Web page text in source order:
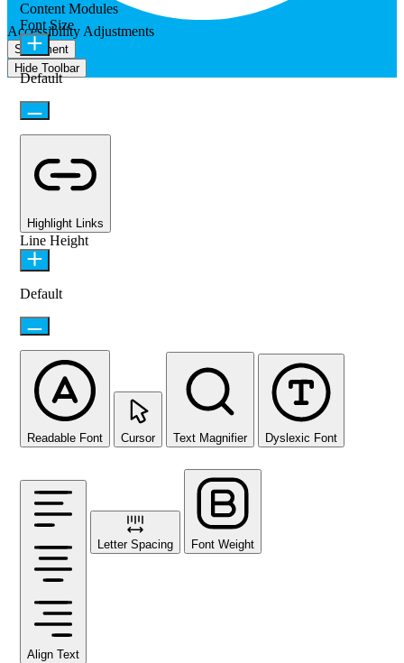
Accessibility Adjustments
Statement
Hide Toolbar
Content Modules
Font Size
Default
Highlight Links
Line Height
Default
Readable Font Cursor Text Magnifier Dyslexic Font
Align Text
Letter Spacing Font Weight